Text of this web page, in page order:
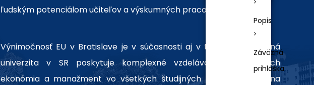
Popis
Záväzná
prihláška
ľudským potenciálom učiteľov a výskumných pracovníkov.
Výnimočnosť EU v Bratislave je v súčasnosti aj v tom, že ako jediná
univerzita v SR poskytuje komplexné vzdelávanie v odboroch
ekonómia a manažment vo všetkých študijných programoch a na